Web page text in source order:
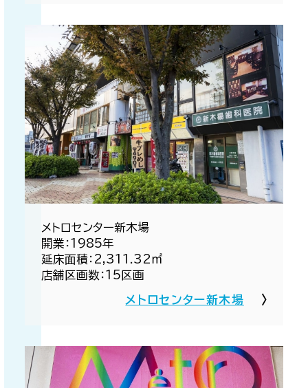
メトロセンター新木場​
開業：1985年​
延床面積：2,311.32㎡​
店舗区画数：15区画​
メトロセンター新木場